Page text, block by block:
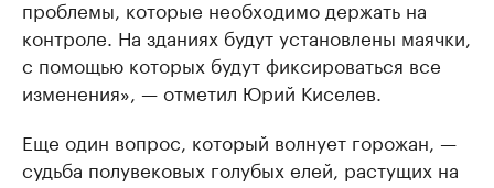
проблемы, которые необходимо держать на
контроле. На зданиях будут установлены маячки,
с помощью которых будут фиксироваться все
изменения», — отметил Юрий Киселев.
Еще один вопрос, который волнует горожан, —
судьба полувековых голубых елей, растущих на